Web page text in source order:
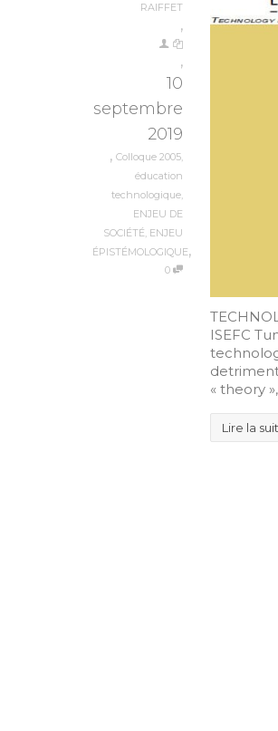
RAIFFET
,
,
10
septembre
2019
, Colloque 2005,
éducation
technologique,
ENJEU DE
SOCIÉTÉ, ENJEU
ÉPISTÉMOLOGIQUE,
0
ISEFC
« theory
Lire la